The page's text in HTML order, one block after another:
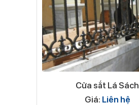
Cửa sắt Lá Sách
Giá: Liên hệ